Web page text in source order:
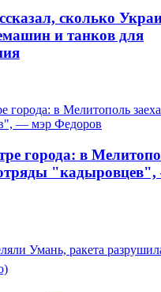
сколько
и танков для
города: в